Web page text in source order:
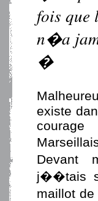
fois
n�a
�
existe
Devant
j��tais
maillot